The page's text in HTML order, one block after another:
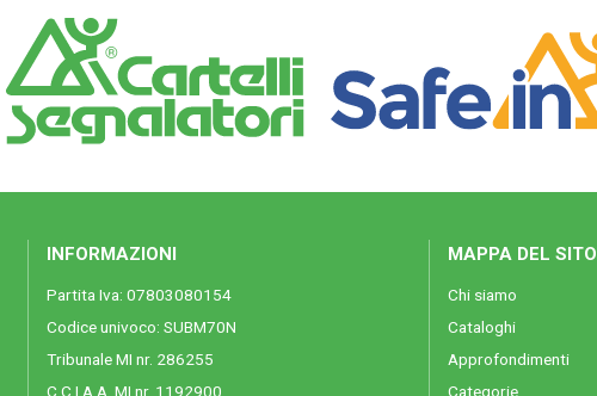
INFORMAZIONI
Partita Iva: 07803080154
Codice univoco: SUBM70N
Tribunale MI nr. 286255
C.C.I.A.A. MI nr. 1192900
MAPPA DEL SITO
Chi siamo
Cataloghi
Approfondimenti
Categorie